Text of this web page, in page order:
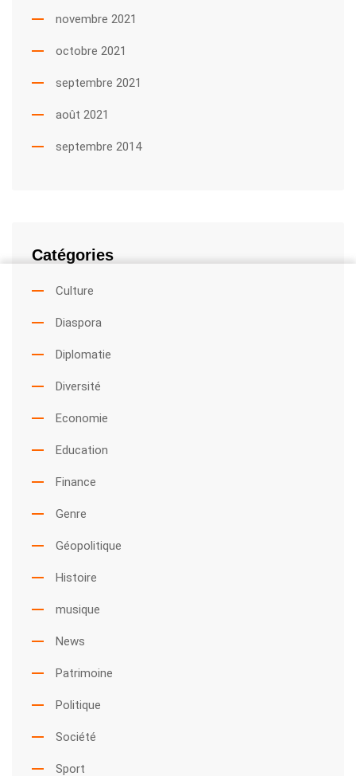
novembre 2021
octobre 2021
septembre 2021
août 2021
septembre 2014
Catégories
Culture
Diaspora
Diplomatie
Diversité
Economie
Education
Finance
Genre
Géopolitique
Histoire
musique
News
Patrimoine
Politique
Société
Sport